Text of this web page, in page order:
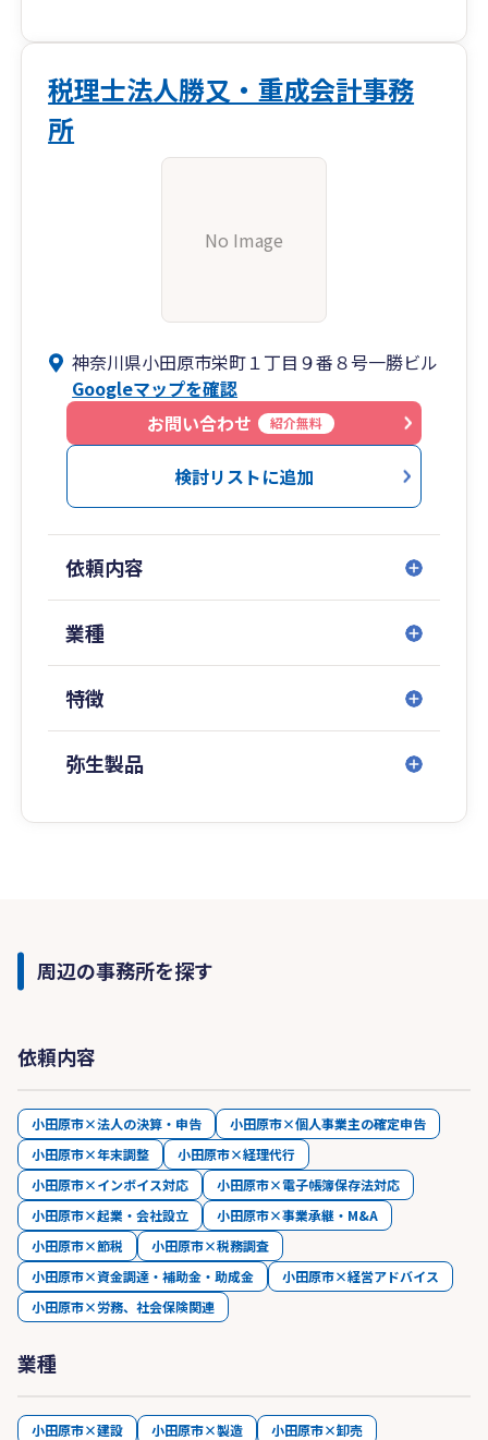
税理士法人勝又・重成会計事務
所
No Image
神奈川県小田原市栄町１丁目９番８号一勝ビル
Googleマップを確認
お問い合わせ
紹介無料
検討リストに追加
依頼内容
業種
特徴
弥生製品
周辺の事務所を探す
依頼内容
小田原市×法人の決算・申告
小田原市×個人事業主の確定申告
小田原市×年末調整
小田原市×経理代行
小田原市×インボイス対応
小田原市×電子帳簿保存法対応
小田原市×起業・会社設立
小田原市×事業承継・M&A
小田原市×節税
小田原市×税務調査
小田原市×資金調達・補助金・助成金
小田原市×経営アドバイス
小田原市×労務、社会保険関連
業種
小田原市×建設 小田原市×製造
小田原市×卸売